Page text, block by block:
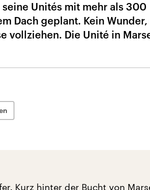
Unités mit mehr als 300
Dach geplant. Kein Wunder,
vollziehen. Die Unité in
Kurz hinter der Bucht von